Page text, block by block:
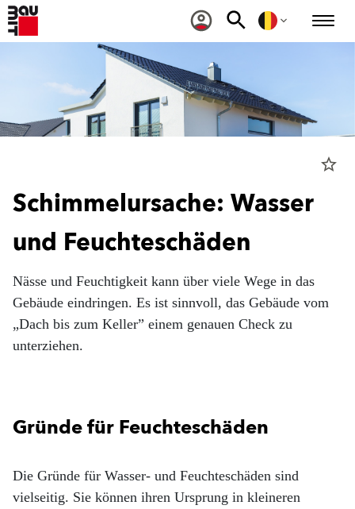
star_border
Schimmelursache: Wasser
und Feuchteschäden
Nässe und Feuchtigkeit kann über viele Wege in das
Gebäude eindringen. Es ist sinnvoll, das Gebäude vom
„Dach bis zum Keller” einem genauen Check zu
unterziehen.
Gründe für Feuchteschäden
Die Gründe für Wasser- und Feuchteschäden sind
vielseitig. Sie können ihren Ursprung in kleineren